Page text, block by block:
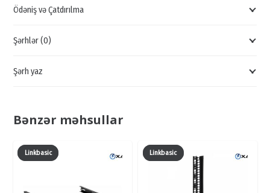
ŞKAFI
BAKIDA
ŞKAF
quantity
Ödəniş və Çatdırılma
Şərhlər (0)
Şərh yaz
Bənzər məhsullar
Linkbasic Linkbasic